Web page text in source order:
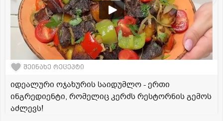
შეინახე რეცეპტი
იდეალური ოჯახურის საიდუმლო - ერთი
ინგრედიენტი, რომელიც კერძს რესტორნის გემოს
აძლევს!